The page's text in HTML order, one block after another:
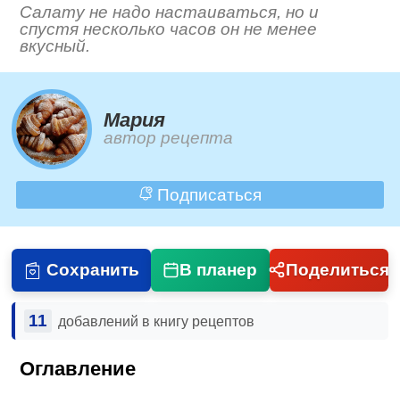
Салату не надо настаиваться, но и
спустя несколько часов он не менее
вкусный.
Мария
автор рецепта
Подписаться
Сохранить В планер Поделиться
11 добавлений в книгу рецептов
Оглавление